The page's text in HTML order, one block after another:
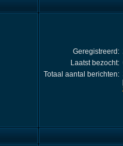
Geregistreerd:
Laatst bezocht:
Totaal aantal berichten: